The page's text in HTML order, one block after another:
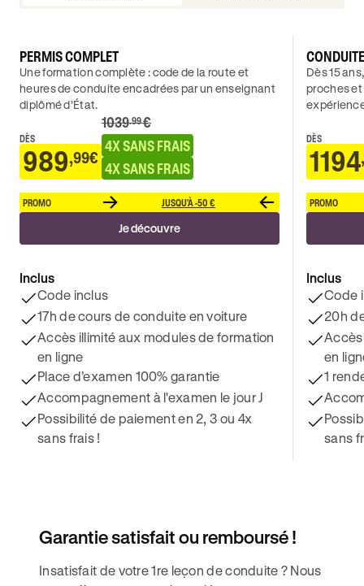
PERMIS COMPLET
Une formation complète : code de la route et
heures de conduite encadrées par un enseignant
diplômé d’État.
DÈS
989,99€
1039 .99€
4X SANS FRAIS
4X SANS FRAIS
PROMO JUSQU'À -50 €
Je découvre
Inclus
Code inclus
17h de cours de conduite en voiture
Accès illimité aux modules de formation
en ligne
Place d’examen 100% garantie
Accompagnement à l'examen le jour J
Possibilité de paiement en 2, 3 ou 4x
sans frais !
Dès 15
proches
DÈS
1194
PROMO
Inclus
Code
20h
en
1
sans
Garantie satisfait ou remboursé !
Insatisfait de votre 1re leçon de conduite ? Nous